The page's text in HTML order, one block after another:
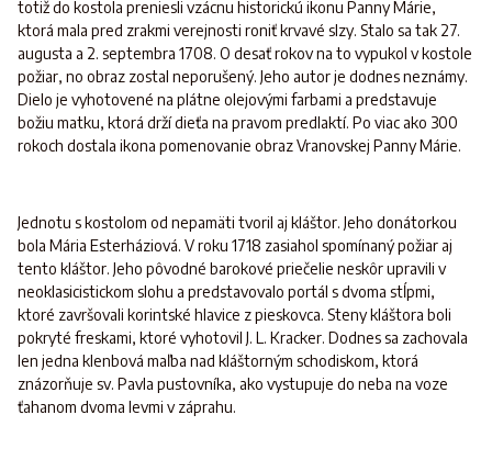
totiž do kostola preniesli vzácnu historickú ikonu Panny Márie,
ktorá mala pred zrakmi verejnosti roniť krvavé slzy. Stalo sa tak 27.
augusta a 2. septembra 1708. O desať rokov na to vypukol v kostole
požiar, no obraz zostal neporušený. Jeho autor je dodnes neznámy.
Dielo je vyhotovené na plátne olejovými farbami a predstavuje
božiu matku, ktorá drží dieťa na pravom predlaktí. Po viac ako 300
rokoch dostala ikona pomenovanie obraz Vranovskej Panny Márie.
Jednotu s kostolom od nepamäti tvoril aj kláštor. Jeho donátorkou
bola Mária Esterháziová. V roku 1718 zasiahol spomínaný požiar aj
tento kláštor. Jeho pôvodné barokové priečelie neskôr upravili v
neoklasicistickom slohu a predstavovalo portál s dvoma stĺpmi,
ktoré završovali korintské hlavice z pieskovca. Steny kláštora boli
pokryté freskami, ktoré vyhotovil J. L. Kracker. Dodnes sa zachovala
len jedna klenbová maľba nad kláštorným schodiskom, ktorá
znázorňuje sv. Pavla pustovníka, ako vystupuje do neba na voze
ťahanom dvoma levmi v záprahu.